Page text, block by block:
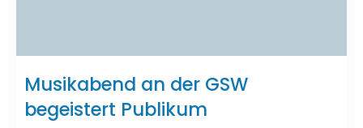
Musikabend an der GSW
begeistert Publikum